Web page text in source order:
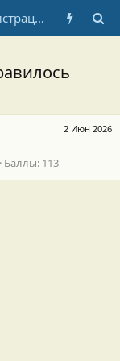
Регистрация
2 Июн 2026
Баллы 113